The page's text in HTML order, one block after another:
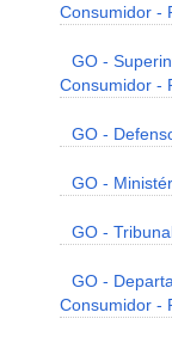
Consumidor -
GO -
Consumidor -
GO -
GO -
GO -
GO -
Consumidor -